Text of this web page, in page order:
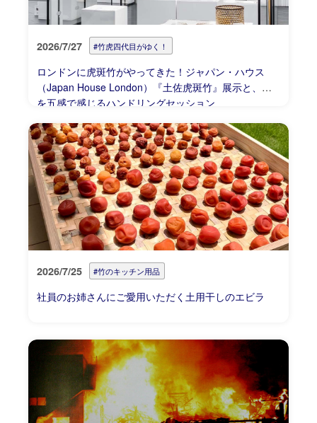
2026/7/27 #竹虎四代目がゆく！
ロンドンに虎斑竹がやってきた！ジャパン・ハウス
（Japan House London）『土佐虎斑竹』展示と、竹
を五感で感じるハンドリングセッション
2026/7/25 #竹のキッチン用品
社員のお姉さんにご愛用いただく土用干しのエビラ